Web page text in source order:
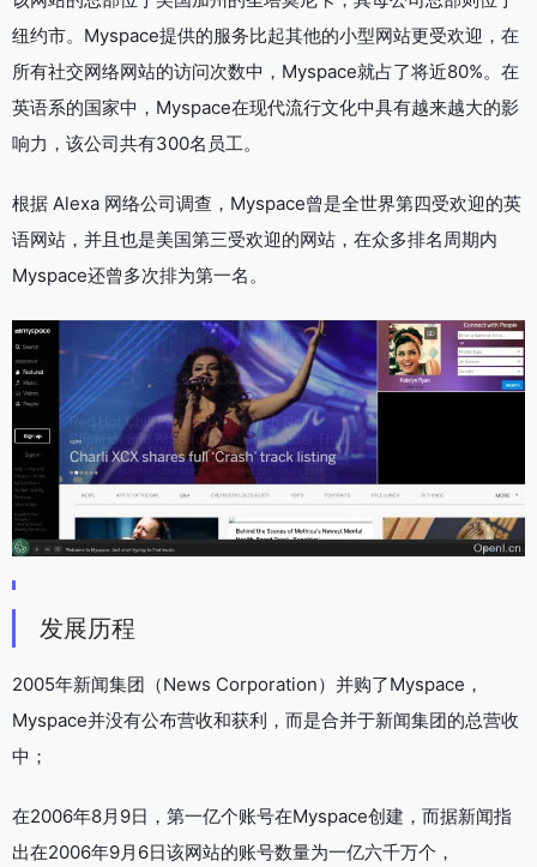
纽约市。Myspace提供的服务比起其他的小型网站更受欢迎，在
所有社交网络网站的访问次数中，Myspace就占了将近80%。在
英语系的国家中，Myspace在现代流行文化中具有越来越大的影
响力，该公司共有300名员工。
根据 Alexa 网络公司调查，Myspace曾是全世界第四受欢迎的英
语网站，并且也是美国第三受欢迎的网站，在众多排名周期内
Myspace还曾多次排为第一名。
发展历程
2005年新闻集团（News Corporation）并购了Myspace，
Myspace并没有公布营收和获利，而是合并于新闻集团的总营收
中；
在2006年8月9日，第一亿个账号在Myspace创建，而据新闻指
出在2006年9月6日该网站的账号数量为一亿六千万个，